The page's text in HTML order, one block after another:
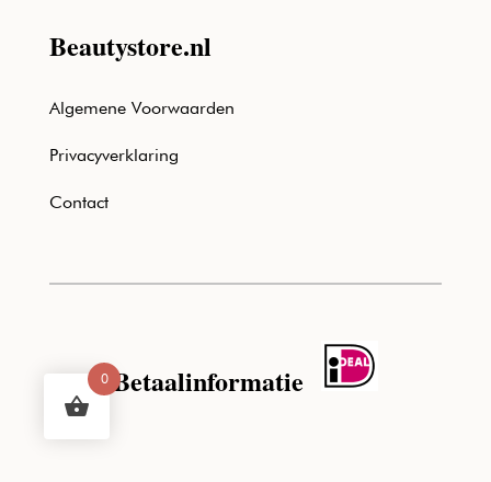
Beautystore.nl
Algemene Voorwaarden
Privacyverklaring
Contact
Betaalinformatie
0